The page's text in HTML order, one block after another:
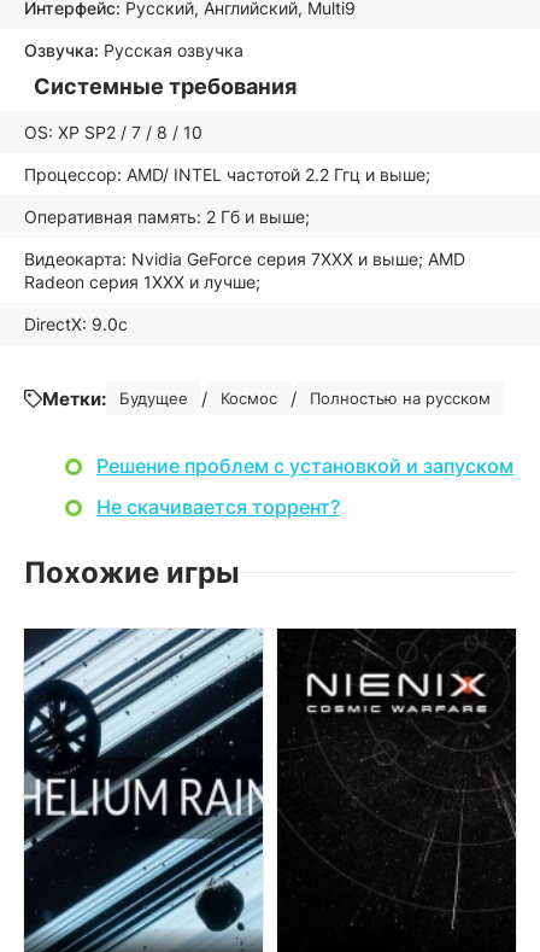
Интерфейс: Русский, Английский, Multi9
Озвучка: Русская озвучка
Системные требования
OS: XP SP2 / 7 / 8 / 10
Процессор: AMD/ INTEL частотой 2.2 Ггц и выше;
Оперативная память: 2 Гб и выше;
Видеокарта: Nvidia GeForce серия 7XXX и выше; AMD
Radeon серия 1XXX и лучше;
DirectX: 9.0c
Метки: Будущее / Космос / Полностью на русском
Решение проблем с установкой и запуском
Не скачивается торрент?
Похожие игры